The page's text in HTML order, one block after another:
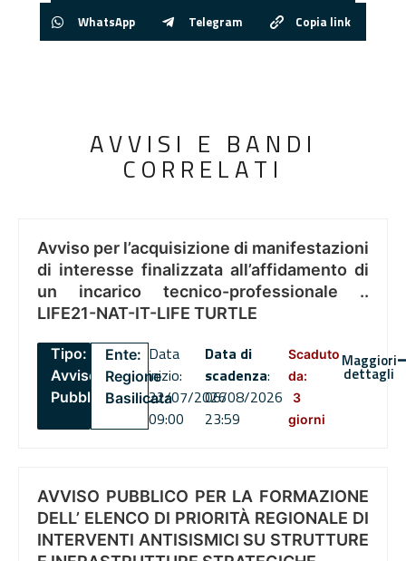
WhatsApp Telegram Copia link
AVVISI E BANDI
CORRELATI
Avviso per l’acquisizione di manifestazioni
di interesse finalizzata all’affidamento di
un incarico tecnico-professionale ..
LIFE21-NAT-IT-LIFE TURTLE
Tipo:
Avviso
Pubblico
Ente:
Regione
Basilicata
Data
inizio:
22/07/2026
09:00
Data di
scadenza:
06/08/2026
23:59
Scaduto
da:
3
giorni
Maggiori
dettagli
AVVISO PUBBLICO PER LA FORMAZIONE
DELL’ ELENCO DI PRIORITÀ REGIONALE DI
INTERVENTI ANTISISMICI SU STRUTTURE